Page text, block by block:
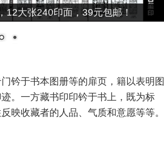
12大张240印面，39元包邮！
钤于书本图册等的扉页，籍以表明图
。一方藏书印印钤于书上，既为标
映收藏者的人品、气质和意愿等等。